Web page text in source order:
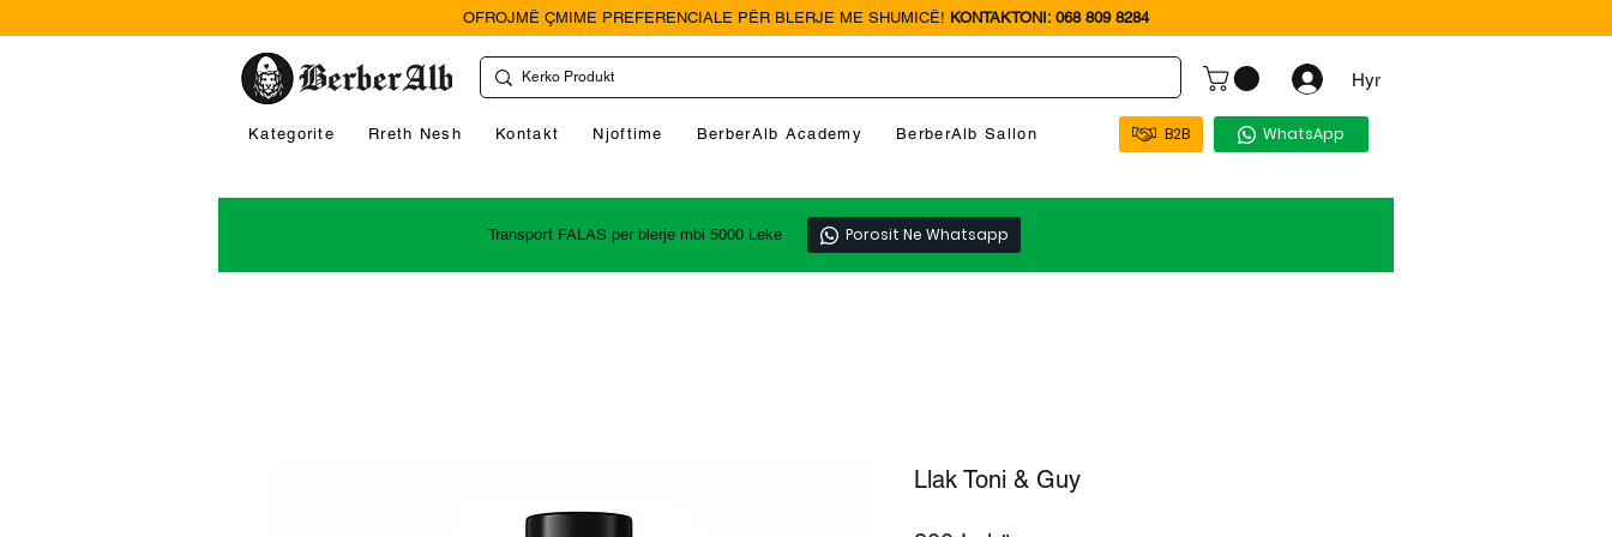
OFROJMË ÇMIME PREFERENCIALE PËR BLERJE ME SHUMICË! KONTAKTONI: 068 809 8284
Hyr
Kategorite Rreth Nesh Kontakt Njoftime BerberAlb Academy BerberAlb Sallon B2B WhatsApp
Transport FALAS per blerje mbi 5000 Leke Porosit Ne Whatsapp
Llak Toni & Guy